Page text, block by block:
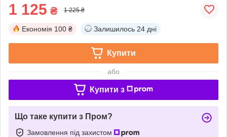
1 125 ₴ 1 225 ₴
Економія 100 ₴ Залишилось 24 дні
Купити
або
Купити з
Що таке купити з Пром?
Замовлення під захистом